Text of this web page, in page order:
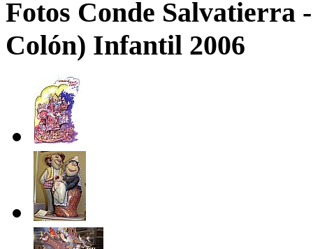
Fotos Conde Salvatierra
Colón) Infantil 2006